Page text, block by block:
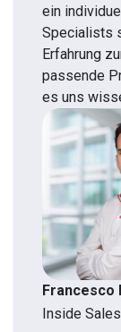
ein
Specialists
Erfahrung
passende
es uns
Francesco
Inside Sales